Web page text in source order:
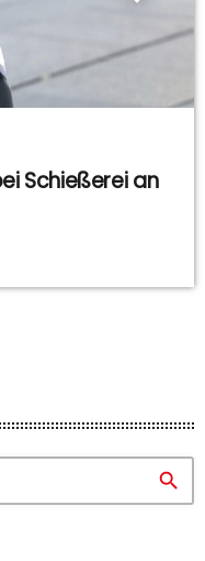
Schießerei an
search